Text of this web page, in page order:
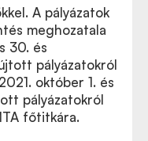
A pályázatok
meghozatala
30. és
pályázatokról
október 1. és
pályázatokról
főtitkára.